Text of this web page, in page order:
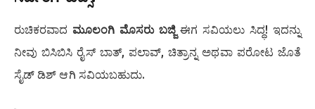
ರುಚಿಕರವಾದ ಮೂಲಂಗಿ ಮೊಸರು ಬಜ್ಜಿಈಗ ಸವಿಯಲು ಸಿದ್ಧ! ಇದನ್ನು
ನೀವು ಬಿಸಿಬಿಸಿ ರೈಸ್ ಬಾತ್, ಪಲಾವ್, ಚಿತ್ರಾನ್ನ ಅಥವಾ ಪರೋಟ ಜೊತೆ
ಸೈಡ್ ಡಿಶ್ ಆಗಿ ಸವಿಯಬಹುದು.